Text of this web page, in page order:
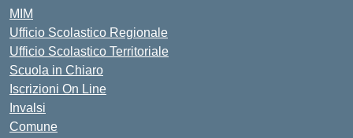
MIM
Ufficio Scolastico Regionale
Ufficio Scolastico Territoriale
Scuola in Chiaro
Iscrizioni On Line
Invalsi
Comune